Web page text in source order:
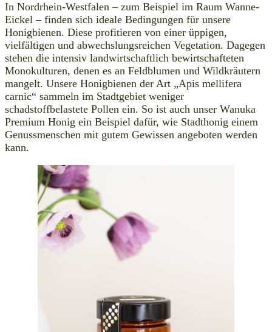
In Nordrhein-Westfalen – zum Beispiel im Raum Wanne-
Eickel – finden sich ideale Bedingungen für unsere
Honigbienen. Diese profitieren von einer üppigen,
vielfältigen und abwechslungsreichen Vegetation. Dagegen
stehen die intensiv landwirtschaftlich bewirtschafteten
Monokulturen, denen es an Feldblumen und Wildkräutern
mangelt. Unsere Honigbienen der Art „Apis mellifera
carnic“ sammeln im Stadtgebiet weniger
schadstoffbelastete Pollen ein. So ist auch unser Wanuka
Premium Honig ein Beispiel dafür, wie Stadthonig einem
Genussmenschen mit gutem Gewissen angeboten werden
kann.